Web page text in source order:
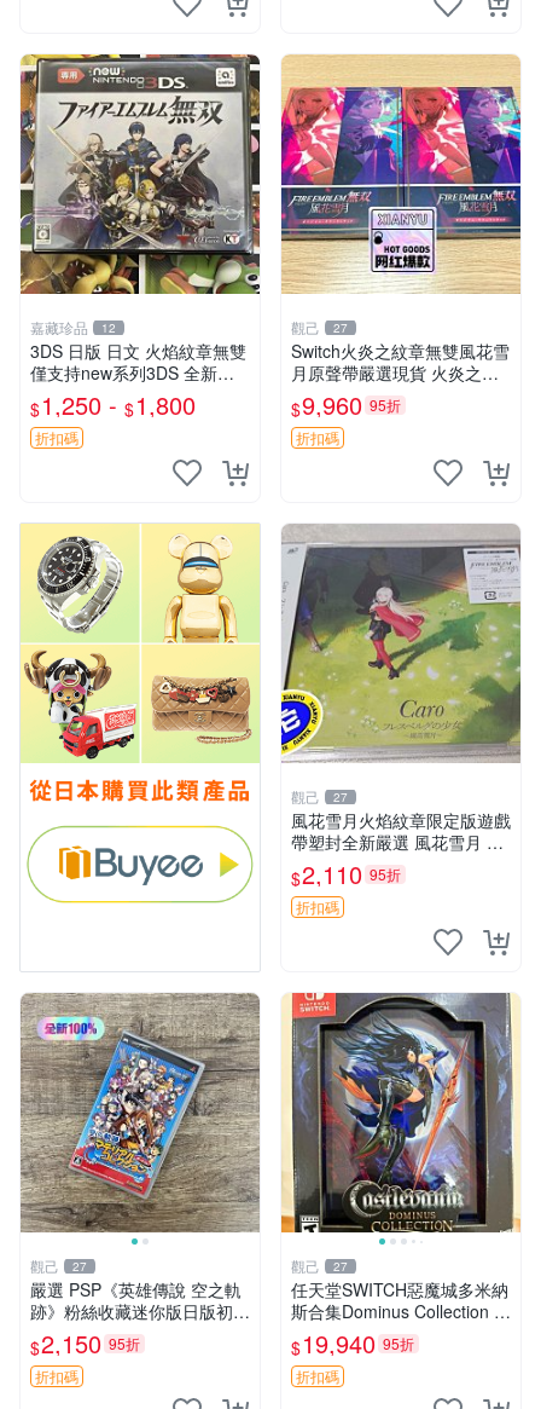
嘉藏珍品 12
3DS 日版 日文 火焰紋章無雙
僅支持new系列3DS 全新二
手都有 現貨
$1,250 - $1,800
折扣碼
觀己 27
Switch火炎之紋章無雙風花雪
月原聲帶嚴選現貨 火炎之紋
章 Switch 原聲帶 歌曲 OST
$9,960 95折
折扣碼
觀己 27
風花雪月火焰紋章限定版遊戲
帶塑封全新嚴選 風花雪月 火
焰紋章 限定版
$2,110 95折
折扣碼
觀己 27
嚴選 PSP《英雄傳說 空之軌
跡》粉絲收藏迷你版日版初回
測試卡 新品未開封 軨跡系列
收藏版 未拆封
$2,150 95折
折扣碼
觀己 27
任天堂SWITCH惡魔城多米納
斯合集Dominus Collection L
RG典藏版 美版 全新未拆 包
裝完好 限量珍藏 電玩遊戲 卡
片 收藏品 游樂
$19,940 95折
折扣碼